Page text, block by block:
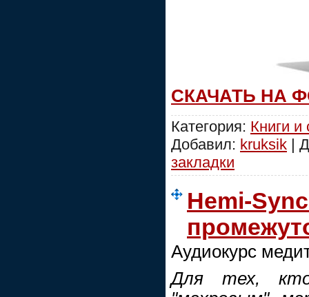
СКАЧАТЬ НА
Категория: Книги и
Добавил: kruksik |
закладки
Hemi-
Аудиокурс
Для тех, кто